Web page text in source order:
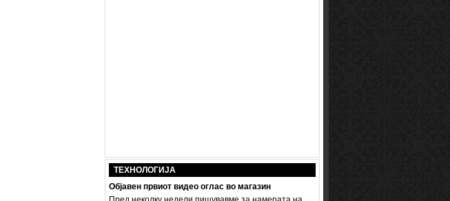
ТЕХНОЛОГИЈА
Објавен првиот видео оглас во магазин